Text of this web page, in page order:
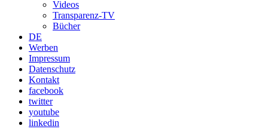
Videos
Transparenz-TV
Bücher
DE
Werben
Impressum
Datenschutz
Kontakt
facebook
twitter
youtube
linkedin